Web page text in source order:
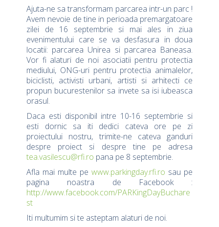
Ajuta-ne sa transformam parcarea intr-un parc !
Avem nevoie de tine in perioada premargatoare
zilei de 16 septembrie si mai ales in ziua
evenimentului care se va desfasura in doua
locatii: parcarea Unirea si parcarea Baneasa.
Vor fi alaturi de noi asociatii pentru protectia
mediului, ONG-uri pentru protectia animalelor,
biciclisti, activisti urbani, artisti si arhitecti ce
propun bucurestenilor sa invete sa isi iubeasca
orasul.
Daca esti disponibil intre 10-16 septembrie si
esti dornic sa iti dedici cateva ore pe zi
proiectului nostru, trimite-ne cateva ganduri
despre proiect si despre tine pe adresa
tea.vasilescu@rfi.ro pana pe 8 septembrie.
Afla mai multe pe www.parkingday.rfi.ro sau pe
pagina noastra de Facebook :
http://www.facebook.com/PARKingDayBuchare
st
Iti multumim si te asteptam alaturi de noi.